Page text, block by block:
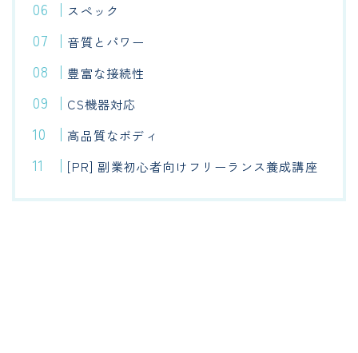
スペック
音質とパワー
豊富な接続性
CS機器対応
高品質なボディ
[PR] 副業初心者向けフリーランス養成講座